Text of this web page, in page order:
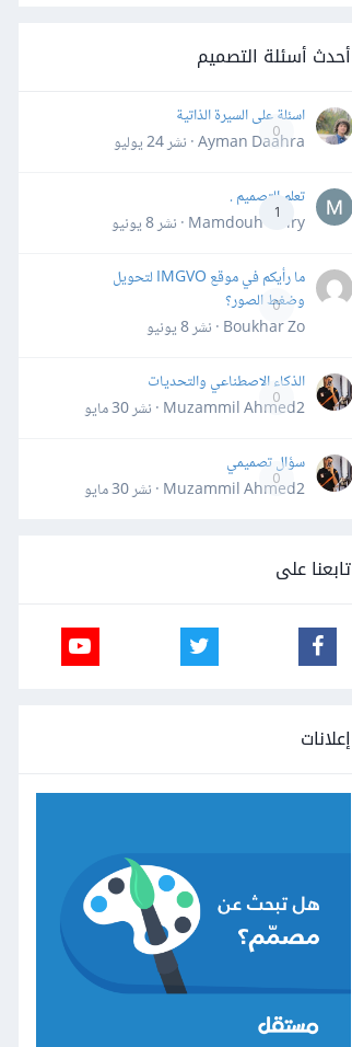
أحدث أسئلة التصميم
0
اسئلة على السيرة الذاتية
Ayman Daahra · نشر
24 يوليو
1
تعلم التصميم .
Mamdouh Khiry · نشر
8 يونيو
0
ما رأيكم في موقع IMGVO لتحويل
وضغط الصور؟
Boukhar Zo · نشر
8 يونيو
0
الذكاء الاصطناعي والتحديات
Muzammil Ahmed2 · نشر
30 مايو
0
سؤال تصميمي
Muzammil Ahmed2 · نشر
30 مايو
تابعنا على
إعلانات